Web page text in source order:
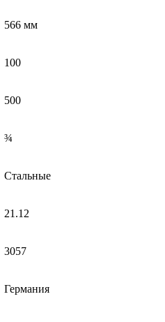
566 мм
100
500
¾
Стальные
21.12
3057
Германия